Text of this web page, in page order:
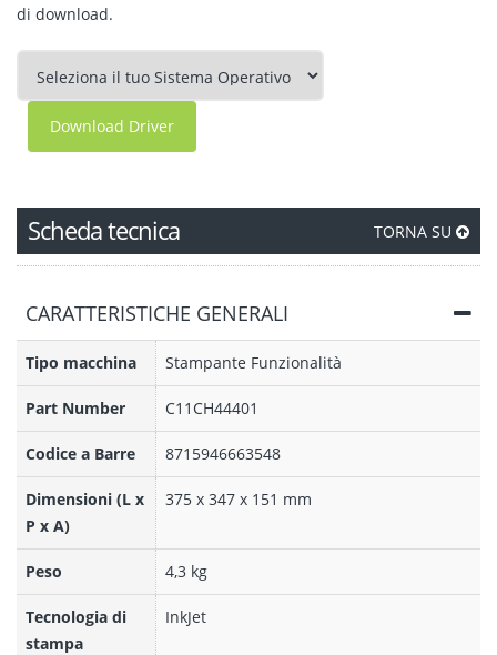
di download.
Download Driver
Scheda tecnica TORNA SU
CARATTERISTICHE GENERALI
Tipo macchina Stampante Funzionalità
Part Number C11CH44401
Codice a Barre 8715946663548
Dimensioni (L x
P x A)
375‎ x 347 x 151 mm
Peso 4,3 kg
Tecnologia di
stampa
InkJet